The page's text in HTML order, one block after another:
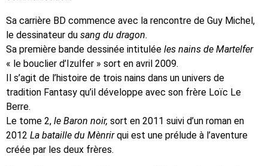
Sa carrière BD commence avec la rencontre de Guy Michel,
le dessinateur du sang du dragon.
Sa première bande dessinée intitulée les nains de Martelfer
« le bouclier d’Izulfer » sort en avril 2009.
Il s’agit de l’histoire de trois nains dans un univers de
tradition Fantasy qu’il développe avec son frère Loïc Le
Berre.
Le tome 2, le Baron noir, sort en 2011 suivi d’un roman en
2012 La bataille du Mènrirqui est une prélude à l’aventure
créée par les deux frères.